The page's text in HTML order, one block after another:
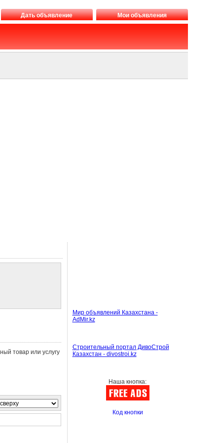
Дать объявление Мои объявления
товар или услугу
Мир объявлений Казахстана -
AdMir.kz
Строительный портал ДивоСтрой
Казахстан - divostroi.kz
Наша кнопка:
Код кнопки